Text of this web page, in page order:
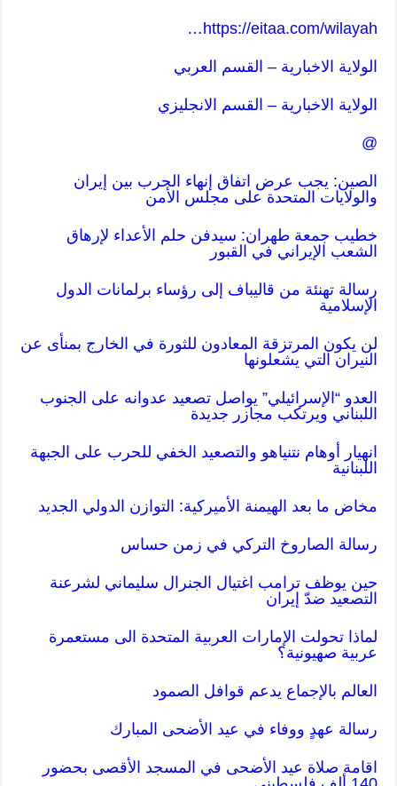
https://eitaa.com/wilayah
…
الولاية الاخبارية – القسم العربي
الولاية الاخبارية – القسم الانجليزي
@
الصين: يجب عرض اتفاق إنهاء الحرب بين إيران
والولايات المتحدة على مجلس الأمن
خطيب جمعة طهران: سیدفن حلم الأعداء لإرهاق
الشعب الإيراني في القبور
رسالة تهنئة من قاليباف إلى رؤساء برلمانات الدول
الإسلامية
لن يكون المرتزقة المعادون للثورة في الخارج بمنأى عن
النيران التي يشعلونها
العدو “الإسرائيلي” يواصل تصعيد عدوانه على الجنوب
اللبناني ويرتكب مجازر جديدة
انهيار أوهام نتنياهو والتصعيد الخفي للحرب على الجبهة
اللبنانية
مخاض ما بعد الهيمنة الأميركية: التوازن الدولي الجديد
رسالة الصاروخ التركي في زمن حساس
حين يوظف ترامب اغتيال الجنرال سليماني لشرعنة
التصعيد ضدّ إيران
لماذا تحولت الإمارات العربية المتحدة الى مستعمرة
عربية صهيونية؟
العالم بالإجماع يدعم قوافل الصمود
رسالة عهدٍ ووفاء في عيد الأضحى المبارك
اقامة صلاة عيد الأضحى في المسجد الأقصى بحضور